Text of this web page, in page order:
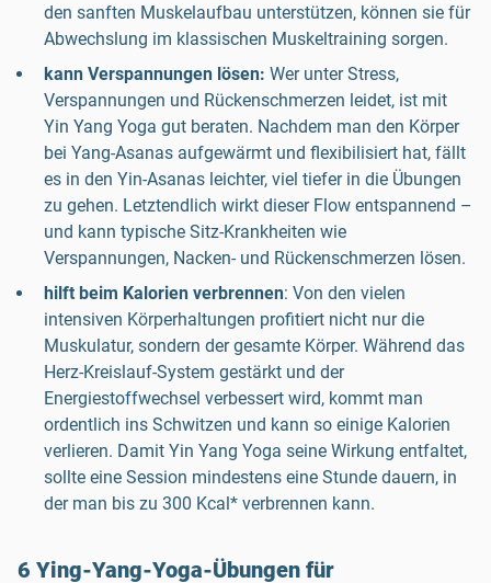
den sanften Muskelaufbau unterstützen, können sie für
Abwechslung im klassischen Muskeltraining sorgen.
kann Verspannungen lösen: Wer unter Stress,
Verspannungen und Rückenschmerzen leidet, ist mit
Yin Yang Yoga gut beraten. Nachdem man den Körper
bei Yang-Asanas aufgewärmt und flexibilisiert hat, fällt
es in den Yin-Asanas leichter, viel tiefer in die Übungen
zu gehen. Letztendlich wirkt dieser Flow entspannend –
und kann typische Sitz-Krankheiten wie
Verspannungen, Nacken- und Rückenschmerzen lösen.
hilft beim Kalorien verbrennen: Von den vielen
intensiven Körperhaltungen profitiert nicht nur die
Muskulatur, sondern der gesamte Körper. Während das
Herz-Kreislauf-System gestärkt und der
Energiestoffwechsel verbessert wird, kommt man
ordentlich ins Schwitzen und kann so einige Kalorien
verlieren. Damit Yin Yang Yoga seine Wirkung entfaltet,
sollte eine Session mindestens eine Stunde dauern, in
der man bis zu 300 Kcal* verbrennen kann.
6 Ying-Yang-Yoga-Übungen für